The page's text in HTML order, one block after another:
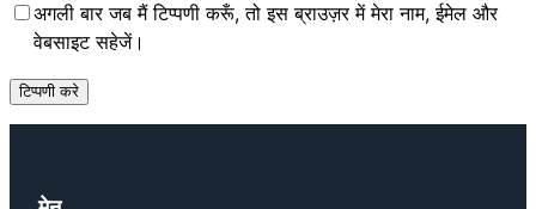
अगली बार जब मैं टिप्पणी करूँ, तो इस ब्राउज़र में मेरा नाम, ईमेल और
वेबसाइट सहेजें।